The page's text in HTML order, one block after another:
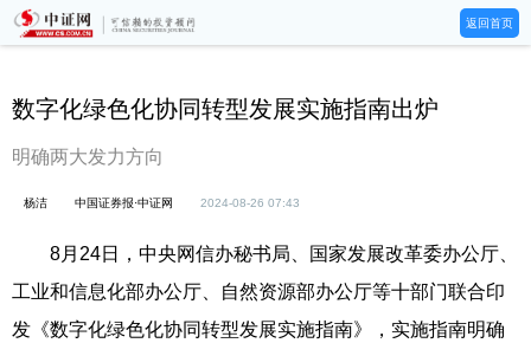
返回首页
数字化绿色化协同转型发展实施指南出炉
明确两大发力方向
杨洁 中国证券报·中证网 2024-08-26 07:43
8月24日，中央网信办秘书局、国家发展改革委办公厅、
工业和信息化部办公厅、自然资源部办公厅等十部门联合印
发《数字化绿色化协同转型发展实施指南》，实施指南明确